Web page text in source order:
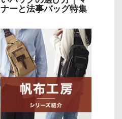
ナーと法事バッグ特集